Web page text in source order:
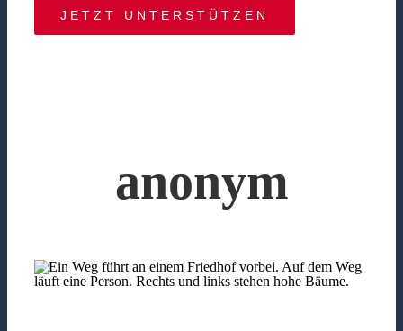
JETZT UNTERSTÜTZEN
anonym